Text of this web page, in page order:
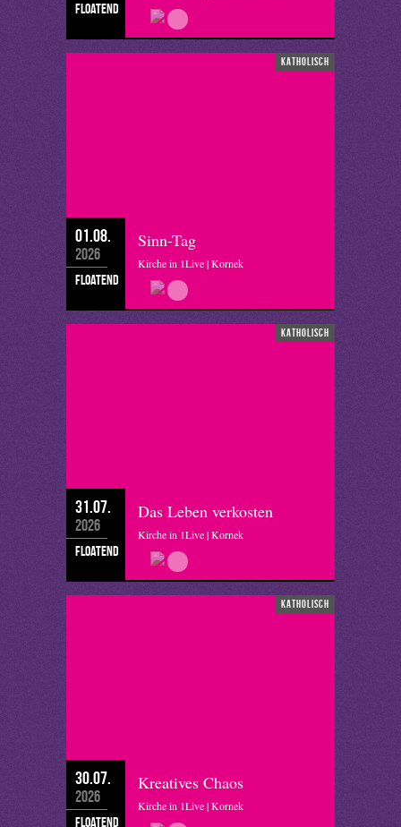
floatend
katholisch
01.08.
2026
floatend
Sinn-Tag
Kirche in 1Live | Kornek
katholisch
31.07.
2026
floatend
Das Leben verkosten
Kirche in 1Live | Kornek
katholisch
30.07.
2026
floatend
Kreatives Chaos
Kirche in 1Live | Kornek